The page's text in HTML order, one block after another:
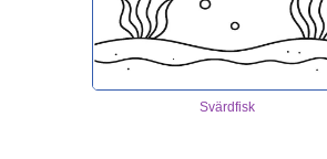
Svärdfisk